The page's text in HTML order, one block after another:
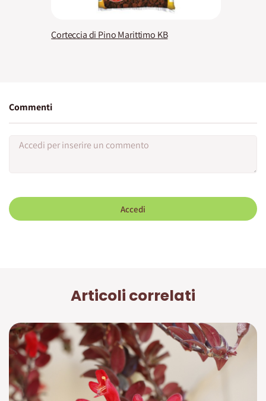
Corteccia di Pino Marittimo KB
Commenti
Accedi
Articoli correlati